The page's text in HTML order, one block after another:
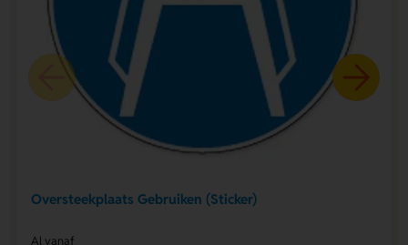
Oversteekplaats Gebruiken (Sticker)
Al vanaf